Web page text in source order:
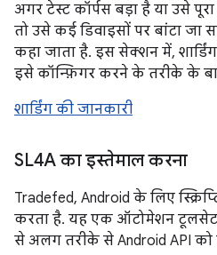
अगर टेस्ट कॉर्पस बड़ा है या उसे
तो उसे कई डिवाइसों पर बांटा जा
कहा जाता है. इस सेक्शन में,
इसे कॉन्फ़िगर करने के तरीके के
शार्डिंग की जानकारी
SL4A का इस्तेमाल करना
Tradefed, Android के लिए
करता है. यह एक ऑटोमेशन टूलसेट
से अलग तरीके से Android API